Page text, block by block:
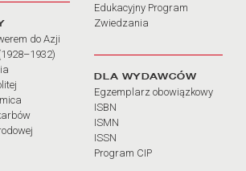
do Azji
Edukacyjny Program
Zwiedzania
DLA WYDAWCÓW
Egzemplarz obowiązkowy
ISBN
ISMN
ISSN
Program CIP